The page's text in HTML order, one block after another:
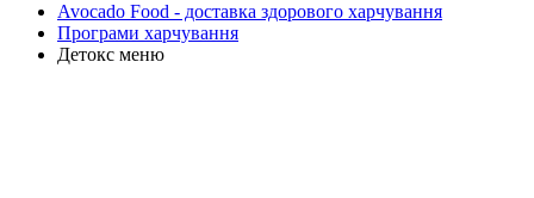
Avocado Food - доставка здорового харчування
Програми харчування
Детокс меню